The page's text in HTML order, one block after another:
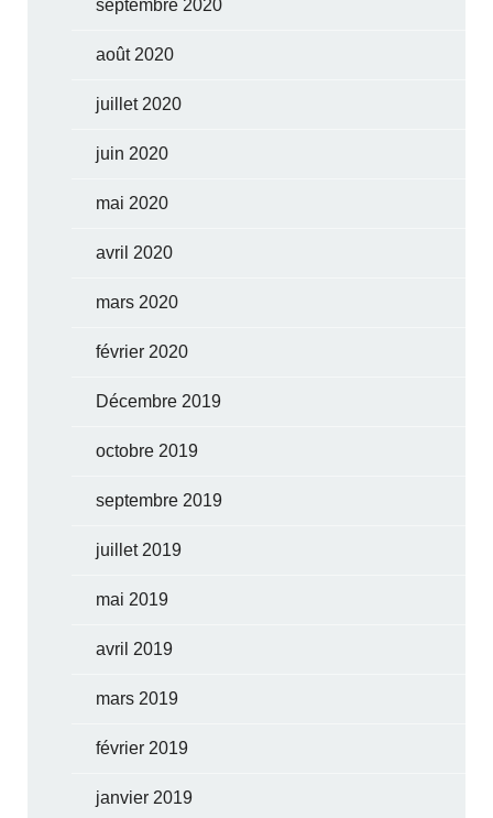
septembre 2020
août 2020
juillet 2020
juin 2020
mai 2020
avril 2020
mars 2020
février 2020
Décembre 2019
octobre 2019
septembre 2019
juillet 2019
mai 2019
avril 2019
mars 2019
février 2019
janvier 2019